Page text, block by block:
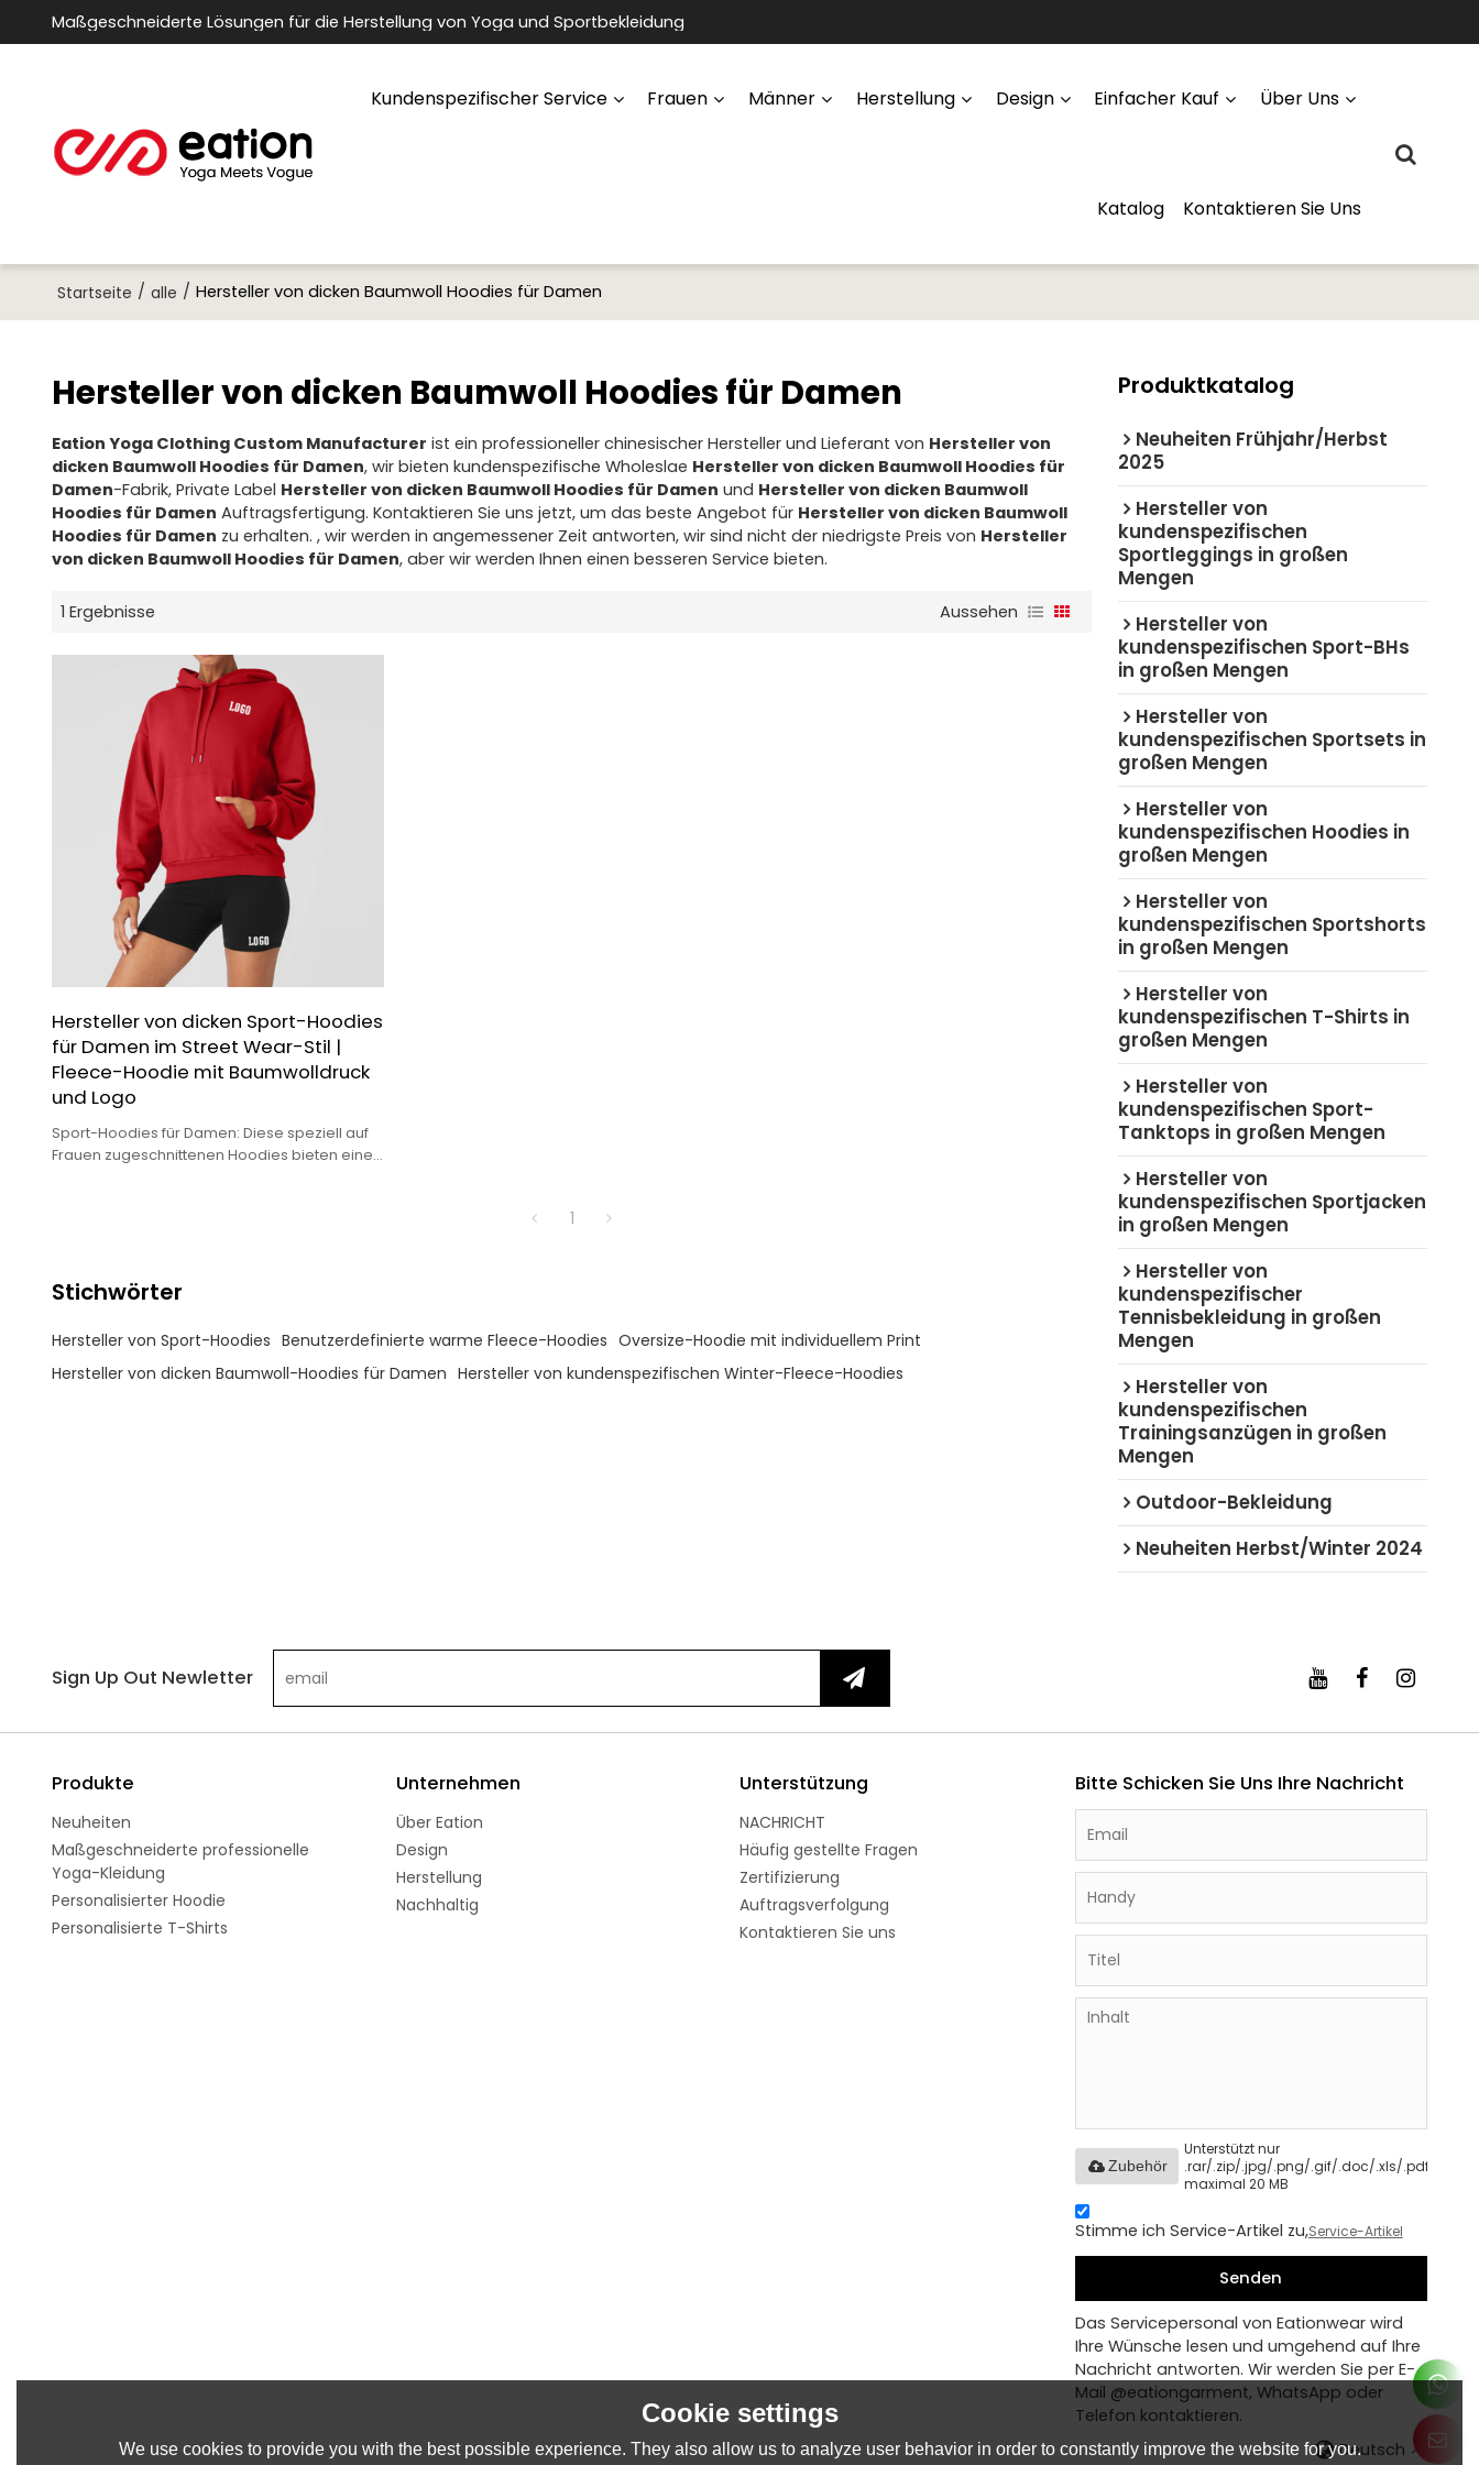
Maßgeschneiderte Lösungen für die Herstellung von Yoga und Sportbekleidung
Kundenspezifischer Service Frauen Männer Herstellung Design Einfacher Kauf Über Uns
Katalog Kontaktieren Sie Uns
Startseite / alle / Hersteller von dicken Baumwoll Hoodies für Damen
Hersteller von dicken Baumwoll Hoodies für Damen
Eation Yoga Clothing Custom Manufacturer ist ein professioneller chinesischer Hersteller und Lieferant von Hersteller von
dicken Baumwoll Hoodies für Damen, wir bieten kundenspezifische Wholeslae Hersteller von dicken Baumwoll Hoodies für
Damen-Fabrik, Private Label Hersteller von dicken Baumwoll Hoodies für Damen und Hersteller von dicken Baumwoll
Hoodies für Damen Auftragsfertigung. Kontaktieren Sie uns jetzt, um das beste Angebot für Hersteller von dicken Baumwoll
Hoodies für Damen zu erhalten. , wir werden in angemessener Zeit antworten, wir sind nicht der niedrigste Preis von Hersteller
von dicken Baumwoll Hoodies für Damen, aber wir werden Ihnen einen besseren Service bieten.
1 Ergebnisse Aussehen
Hersteller von dicken Sport-Hoodies
für Damen im Street Wear-Stil |
Fleece-Hoodie mit Baumwolldruck
und Logo
Sport-Hoodies für Damen: Diese speziell auf
Frauen zugeschnittenen Hoodies bieten eine
1
Stichwörter
Hersteller von Sport-Hoodies Benutzerdefinierte warme Fleece-Hoodies Oversize-Hoodie mit individuellem Print
Hersteller von dicken Baumwoll-Hoodies für Damen Hersteller von kundenspezifischen Winter-Fleece-Hoodies
Produktkatalog
Neuheiten Frühjahr/Herbst
2025
Hersteller von
kundenspezifischen
Sportleggings in großen
Mengen
Hersteller von
kundenspezifischen Sport-BHs
in großen Mengen
Hersteller von
kundenspezifischen Sportsets in
großen Mengen
Hersteller von
kundenspezifischen Hoodies in
großen Mengen
Hersteller von
kundenspezifischen Sportshorts
in großen Mengen
Hersteller von
kundenspezifischen T-Shirts in
großen Mengen
Hersteller von
kundenspezifischen Sport-
Tanktops in großen Mengen
Hersteller von
kundenspezifischen Sportjacken
in großen Mengen
Hersteller von
kundenspezifischer
Tennisbekleidung in großen
Mengen
Hersteller von
kundenspezifischen
Trainingsanzügen in großen
Mengen
Outdoor-Bekleidung
Neuheiten Herbst/Winter 2024
Sign Up Out Newletter
Produkte
Neuheiten
Maßgeschneiderte professionelle
Yoga-Kleidung
Personalisierter Hoodie
Personalisierte T-Shirts
Unternehmen
Über Eation
Design
Herstellung
Nachhaltig
Unterstützung
NACHRICHT
Häufig gestellte Fragen
Zertifizierung
Auftragsverfolgung
Kontaktieren Sie uns
Bitte Schicken Sie Uns Ihre Nachricht
Unterstützt nur
.rar/.zip/.jpg/.png/.gif/.doc/.xls/.pdf,
maximal 20 MB
Zubehör
Stimme ich Service-Artikel zu,Service-Artikel
Senden
Das Servicepersonal von Eationwear wird
Ihre Wünsche lesen und umgehend auf Ihre
Nachricht antworten. Wir werden Sie per E-
Mail @eationgarment, WhatsApp oder
Telefon kontaktieren.
Deutsch
Cookie settings
We use cookies to provide you with the best possible experience. They also allow us to analyze user behavior in order to constantly improve the website for you.